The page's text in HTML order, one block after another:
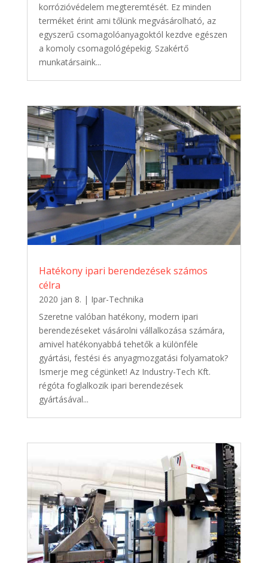
korrózióvédelem megteremtését. Ez minden
terméket érint ami tőlünk megvásárolható, az
egyszerű csomagolóanyagoktól kezdve egészen
a komoly csomagológépekig. Szakértő
munkatársaink...
Hatékony ipari berendezések számos
célra
2020 jan 8. | Ipar-Technika
Szeretne valóban hatékony, modern ipari
berendezéseket vásárolni vállalkozása számára,
amivel hatékonyabbá tehetők a különféle
gyártási, festési és anyagmozgatási folyamatok?
Ismerje meg cégünket! Az Industry-Tech Kft.
régóta foglalkozik ipari berendezések
gyártásával...